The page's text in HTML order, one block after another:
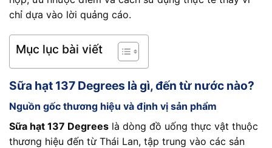
chỉ dựa vào lời quảng cáo.
Mục lục bài viết
Sữa hạt 137 Degrees là gì, đến từ nước nào?
Nguồn gốc thương hiệu và định vị sản phẩm
Sữa hạt 137 Degrees là dòng đồ uống thực vật thuộc
thương hiệu đến từ Thái Lan, tập trung vào các sản